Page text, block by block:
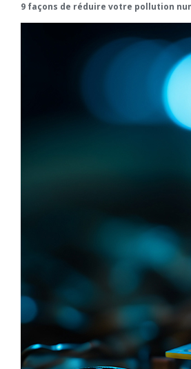
9 façons de réduire votre pollution